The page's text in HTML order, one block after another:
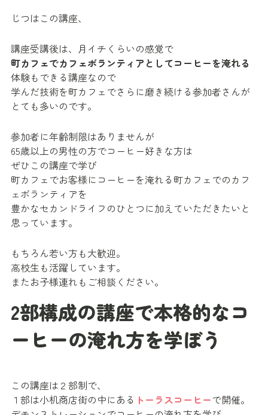
じつはこの講座、
講座受講後は、月イチくらいの感覚で
町カフェでカフェボランティアとしてコーヒーを淹れる
体験もできる講座なので
学んだ技術を町カフェでさらに磨き続ける参加者さんが
とても多いのです。
参加者に年齢制限はありませんが
65歳以上の男性の方でコーヒー好きな方は
ぜひこの講座で学び
町カフェでお客様にコーヒーを淹れる町カフェでのカフ
ェボランティアを
豊かなセカンドライフのひとつに加えていただきたいと
思っています。
もちろん若い方も大歓迎。
高校生も活躍しています。
またお子様連れもご相談ください。
2部構成の講座で本格的なコ
ーヒーの淹れ方を学ぼう
この講座は２部制で、
１部は小机商店街の中にある トーラスコーヒーで開催。